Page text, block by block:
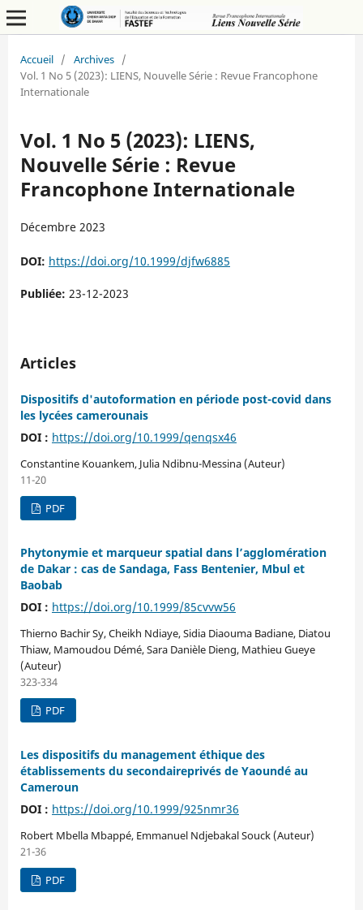
Accueil / Archives /
Vol. 1 No 5 (2023): LIENS, Nouvelle Série : Revue Francophone
Internationale
Vol. 1 No 5 (2023): LIENS,
Nouvelle Série : Revue
Francophone Internationale
Décembre 2023
DOI: https://doi.org/10.1999/djfw6885
Publiée: 23-12-2023
Articles
Dispositifs d'autoformation en période post-covid dans
les lycées camerounais
DOI : https://doi.org/10.1999/qenqsx46
Constantine Kouankem, Julia Ndibnu-Messina (Auteur)
11-20
PDF
Phytonymie et marqueur spatial dans l’agglomération
de Dakar : cas de Sandaga, Fass Bentenier, Mbul et
Baobab
DOI : https://doi.org/10.1999/85cvvw56
Thierno Bachir Sy, Cheikh Ndiaye, Sidia Diaouma Badiane, Diatou
Thiaw, Mamoudou Démé, Sara Danièle Dieng, Mathieu Gueye
(Auteur)
323-334
PDF
Les dispositifs du management éthique des
établissements du secondaireprivés de Yaoundé au
Cameroun
DOI : https://doi.org/10.1999/925nmr36
Robert Mbella Mbappé, Emmanuel Ndjebakal Souck (Auteur)
21-36
PDF